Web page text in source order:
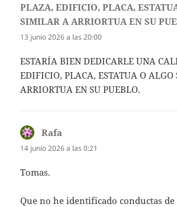
PLAZA, EDIFICIO, PLACA,
SIMILAR A ARRIORTUA EN SU
13 junio 2026 a las 20:00
ESTARÍA BIEN DEDICARLE UNA
EDIFICIO, PLACA, ESTATUA O
ARRIORTUA EN SU PUEBLO.
Rafa
14 junio 2026 a las 0:21
Tomas.
Que no he identificado conductas